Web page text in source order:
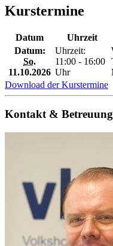
Kurstermine
Datum Uhrzeit
Datum:
So.
11.10.2026
Uhrzeit:
11:00 - 16:00
Uhr
Download der Kurstermine
Kontakt & Betreuung